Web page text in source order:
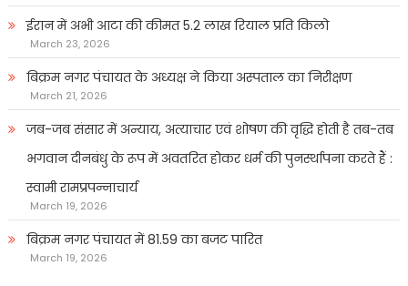
ईरान में अभी आटा की कीमत 5.2 लाख रियाल प्रति किलो
March 23, 2026
बिक्रम नगर पंचायत के अध्यक्ष ने किया अस्पताल का निरीक्षण
March 21, 2026
जब-जब संसार में अन्याय, अत्याचार एवं शोषण की वृद्धि होती है तब-तब
भगवान दीनबंधु के रूप में अवतरित होकर धर्म की पुनर्स्थापना करते हैं :
स्वामी रामप्रपन्नाचार्य
March 19, 2026
बिक्रम नगर पंचायत में 81.59 का बजट पारित
March 19, 2026